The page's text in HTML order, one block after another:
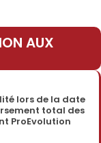
AUX
lors de la date
total des
ProEvolution